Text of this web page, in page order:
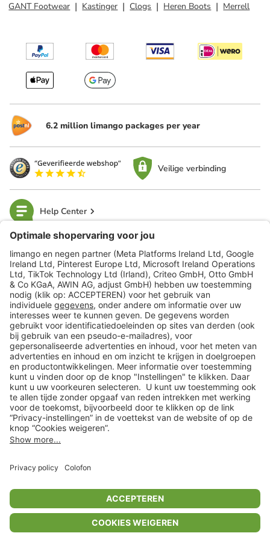
GANT Footwear
Kastinger Clogs Heren Boots Merrell
6.2 million limango packages per year
Veilige verbinding
Help Center
limango
Veilig winkelen
Klantenservice
Shop
Acties
limango.de limango.pl